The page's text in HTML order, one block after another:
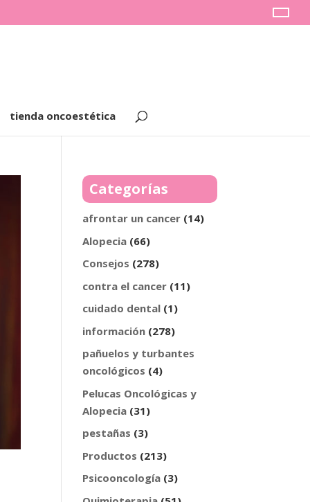
tienda oncoestética
Categorías
afrontar un cancer (14)
Alopecia (66)
Consejos (278)
contra el cancer (11)
cuidado dental (1)
información (278)
pañuelos y turbantes
oncológicos (4)
Pelucas Oncológicas y
Alopecia (31)
pestañas (3)
Productos (213)
Psicooncología (3)